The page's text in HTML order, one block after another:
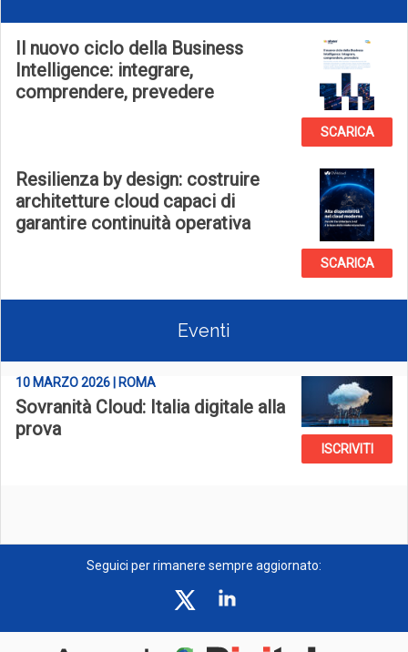
Il nuovo ciclo della Business
Intelligence: integrare,
comprendere, prevedere
SCARICA
Resilienza by design: costruire
architetture cloud capaci di
garantire continuità operativa
SCARICA
Eventi
10 MARZO 2026 | ROMA
Sovranità Cloud: Italia digitale alla
prova
ISCRIVITI
Seguici per rimanere sempre aggiornato: